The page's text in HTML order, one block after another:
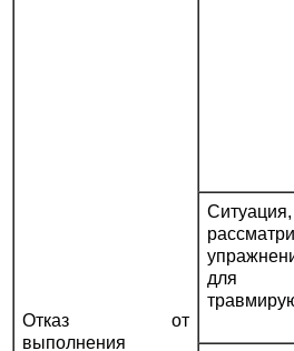
Отказ от
выполнения
Ситуация,
для